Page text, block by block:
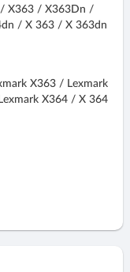
X363 / X363Dn /
/ X 363 / X 363dn
X363 / Lexmark
X364 / X 364